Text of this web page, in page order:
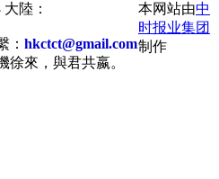
陸：
： hkctct@gmail.com
徐來，與君共嬴。
本网站由中
时报业集团
制作